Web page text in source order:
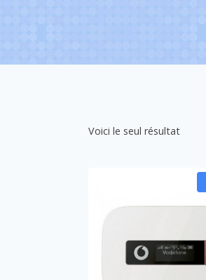
Voici le seul résultat